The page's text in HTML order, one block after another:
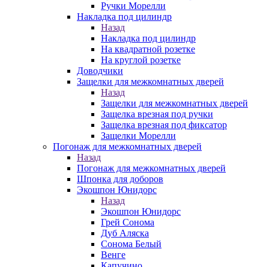
Ручки Морелли
Накладка под цилиндр
Назад
Накладка под цилиндр
На квадратной розетке
На круглой розетке
Доводчики
Защелки для межкомнатных дверей
Назад
Защелки для межкомнатных дверей
Защелка врезная под ручки
Защелка врезная под фиксатор
Защелки Морелли
Погонаж для межкомнатных дверей
Назад
Погонаж для межкомнатных дверей
Шпонка для доборов
Экошпон Юнидорс
Назад
Экошпон Юнидорс
Грей Сонома
Дуб Аляска
Сонома Белый
Венге